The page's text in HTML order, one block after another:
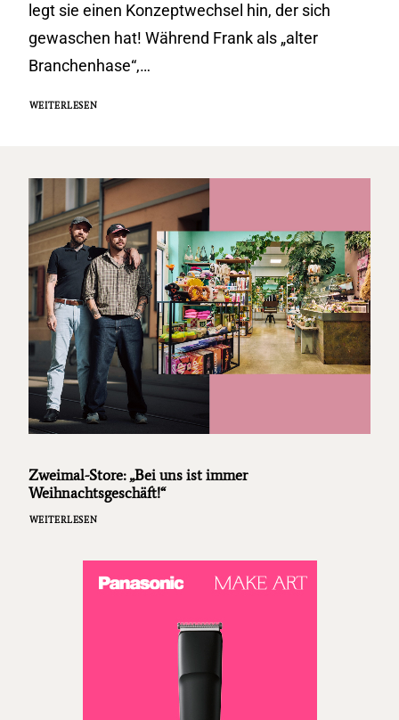
legt sie einen Konzeptwechsel hin, der sich
gewaschen hat! Während Frank als „alter
Branchenhase“,…
WEITERLESEN
Zweimal-Store: „Bei uns ist immer
Weihnachtsgeschäft!“
WEITERLESEN